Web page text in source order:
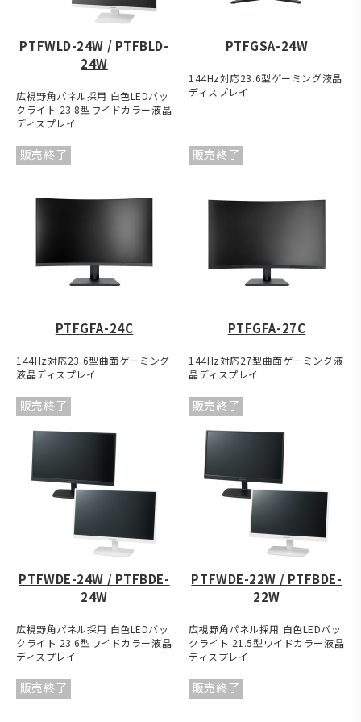
PTFWLD-24W / PTFBLD-
24W
広視野角パネル採用 白色LEDバッ
クライト 23.8型ワイドカラー液晶
ディスプレイ
PTFGSA-24W
144Hz対応23.6型ゲーミング液晶
ディスプレイ
販売終了
PTFGFA-24C
144Hz対応23.6型曲面ゲーミング
液晶ディスプレイ
販売終了
PTFGFA-27C
144Hz対応27型曲面ゲーミング液
晶ディスプレイ
販売終了
PTFWDE-24W / PTFBDE-
24W
広視野角パネル採用 白色LEDバッ
クライト 23.6型ワイドカラー液晶
ディスプレイ
販売終了
PTFWDE-22W / PTFBDE-
22W
広視野角パネル採用 白色LEDバッ
クライト 21.5型ワイドカラー液晶
ディスプレイ
販売終了 販売終了